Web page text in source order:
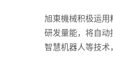
旭東機械积极运用
研发量能，将自动
智慧机器人等技术